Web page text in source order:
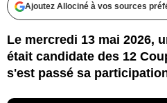
Ajoutez Allociné à vos sources
Le mercredi 13 mai 2026,
était candidate des 12
s'est passé sa